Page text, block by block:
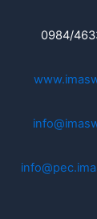
0984/